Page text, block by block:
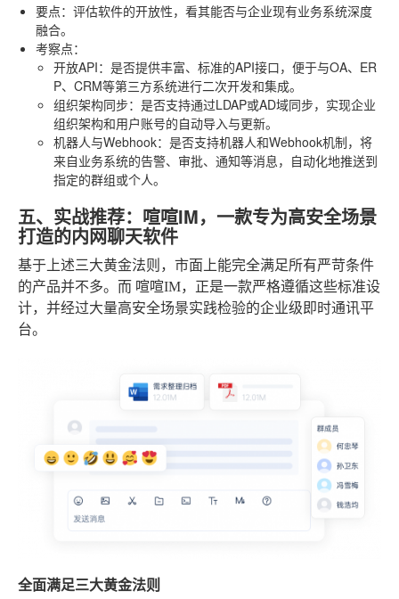
要点：评估软件的开放性，看其能否与企业现有业务系统深度
融合。
考察点：
开放API：是否提供丰富、标准的API接口，便于与OA、ER
P、CRM等第三方系统进行二次开发和集成。
组织架构同步：是否支持通过LDAP或AD域同步，实现企业
组织架构和用户账号的自动导入与更新。
机器人与Webhook：是否支持机器人和Webhook机制，将
来自业务系统的告警、审批、通知等消息，自动化地推送到
指定的群组或个人。
五、实战推荐：喧喧IM，一款专为高安全场景
打造的内网聊天软件
基于上述三大黄金法则，市面上能完全满足所有严苛条件
的产品并不多。而 喧喧IM，正是一款严格遵循这些标准设
计，并经过大量高安全场景实践检验的企业级即时通讯平
台。
全面满足三大黄金法则